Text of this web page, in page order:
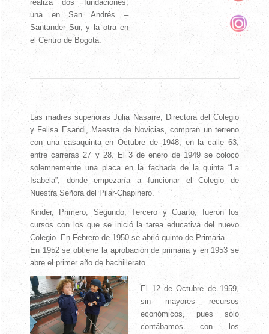
realiza dos fundaciones,
una en San Andrés –
Santander Sur, y la otra en
el Centro de Bogotá.
Las madres superioras Julia Nasarre, Directora del Colegio
y Felisa Esandi, Maestra de Novicias, compran un terreno
con una casaquinta en Octubre de 1948, en la calle 63,
entre carreras 27 y 28. El 3 de enero de 1949 se colocó
solemnemente una placa en la fachada de la quinta “La
Isabela”, donde empezaría a funcionar el Colegio de
Nuestra Señora del Pilar-Chapinero.
Kinder, Primero, Segundo, Tercero y Cuarto, fueron los
cursos con los que se inició la tarea educativa del nuevo
Colegio. En Febrero de 1950 se abrió quinto de Primaria.
En 1952 se obtiene la aprobación de primaria y en 1953 se
abre el primer año de bachillerato.
El 12 de Octubre de 1959,
sin mayores recursos
económicos, pues sólo
contábamos con los